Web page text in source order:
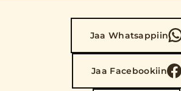
Jaa Whatsappiin
Jaa Facebookiin